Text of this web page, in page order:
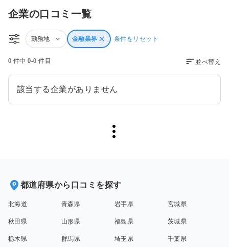
企業の口コミ一覧
勤務地 金融業界 条件をリセット
0 件中 0-0 件目 並べ替え
該当する企業がありません
都道府県から口コミを探す
北海道 青森県 岩手県 宮城県
秋田県 山形県 福島県 茨城県
栃木県 群馬県 埼玉県 千葉県